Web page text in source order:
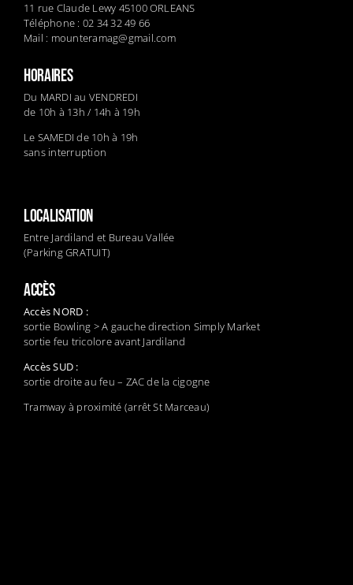
11 rue Claude Lewy 45100 ORLEANS
Téléphone : 02 34 32 49 66
Mail : mounteramag@gmail.com
HORAIRES
Du MARDI au VENDREDI
de 10h à 13h / 14h à 19h
Le SAMEDI de 10h à 19h
sans interruption
LOCALISATION
Entre Jardiland et Bureau Vallée
(Parking GRATUIT)
ACCÈS
Accès NORD :
sortie Bowling > A gauche direction Simply Market
sortie feu tricolore avant Jardiland
Accès SUD :
sortie droite au feu – ZAC de la cigogne
Tramway à proximité (arrêt St Marceau)